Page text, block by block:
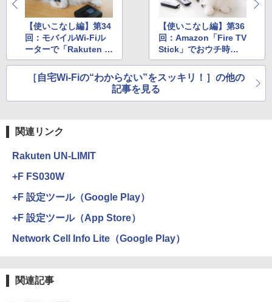
【使いこなし編】第34
回：モバイルWi-Fiル
ーターで「Rakuten U
N-LIMIT」を使う（+F
FS030W回線補足編）
【使いこなし編】第36
回：Amazon「Fire TV
Stick」でおウチ時間
を楽しく（紹介編）
［自宅Wi-Fiの“わからない”をスッキリ！］の他の
記事を見る
関連リンク
Rakuten UN-LIMIT
+F FS030W
+F 設定ツール（Google Play）
+F 設定ツール（App Store）
Network Cell Info Lite（Google Play）
関連記事